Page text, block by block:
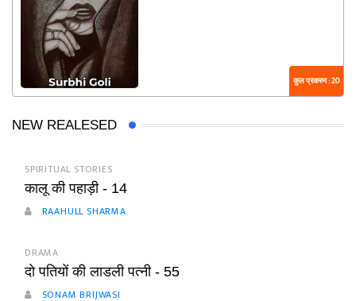
कुल प्रकरण : 20
NEW REALESED
SPIRITUAL STORIES
कालू की पहाड़ी - 14
RAAHULL SHARMA
DRAMA
दो पतियों की लाडली पत्नी - 55
SONAM BRIJWASI